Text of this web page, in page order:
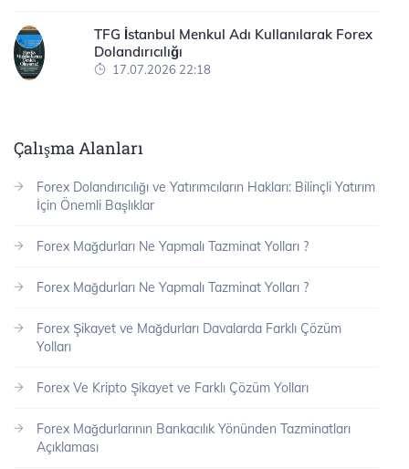
TFG İstanbul Menkul Adı Kullanılarak Forex
Dolandırıcılığı
17.07.2026 22:18
Çalışma Alanları
Forex Dolandırıcılığı ve Yatırımcıların Hakları: Bilinçli Yatırım
İçin Önemli Başlıklar
Forex Mağdurları Ne Yapmalı Tazminat Yolları ?
Forex Mağdurları Ne Yapmalı Tazminat Yolları ?
Forex Şikayet ve Mağdurları Davalarda Farklı Çözüm
Yolları
Forex Ve Kripto Şikayet ve Farklı Çözüm Yolları
Forex Mağdurlarının Bankacılık Yönünden Tazminatları
Açıklaması